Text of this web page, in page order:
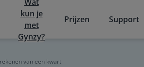
kun je
met
Gynzy?
Prijzen Support
van een kwart